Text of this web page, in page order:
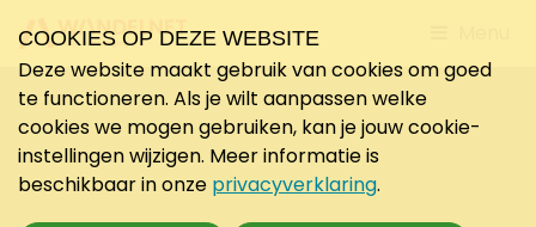
to
COOKIES OP DEZE WEBSITE
Deze website maakt gebruik van cookies om goed
te functioneren. Als je wilt aanpassen welke
cookies we mogen gebruiken, kan je jouw cookie-
instellingen wijzigen. Meer informatie is
beschikbaar in onze privacyverklaring.